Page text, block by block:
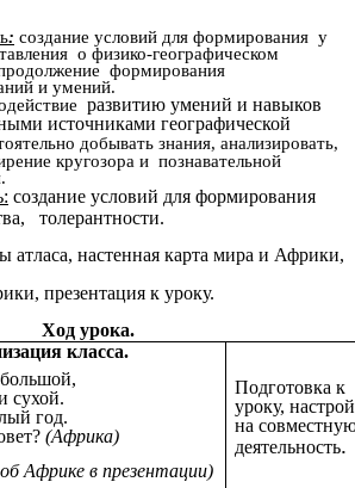
: создание условий для формирования у
о физико-географическом
формирования
и умений.
развитию умений и навыков
источниками географической
добывать знания, анализировать,
кругозора и познавательной
создание условий для формирования
толерантности.
атласа, настенная карта мира и Африки,
к уроку.
Ход урока.
класса.
сухой.
год.
(Африка)
в презентации)
Подготовка к
уроку, настрой
на
деятельность.